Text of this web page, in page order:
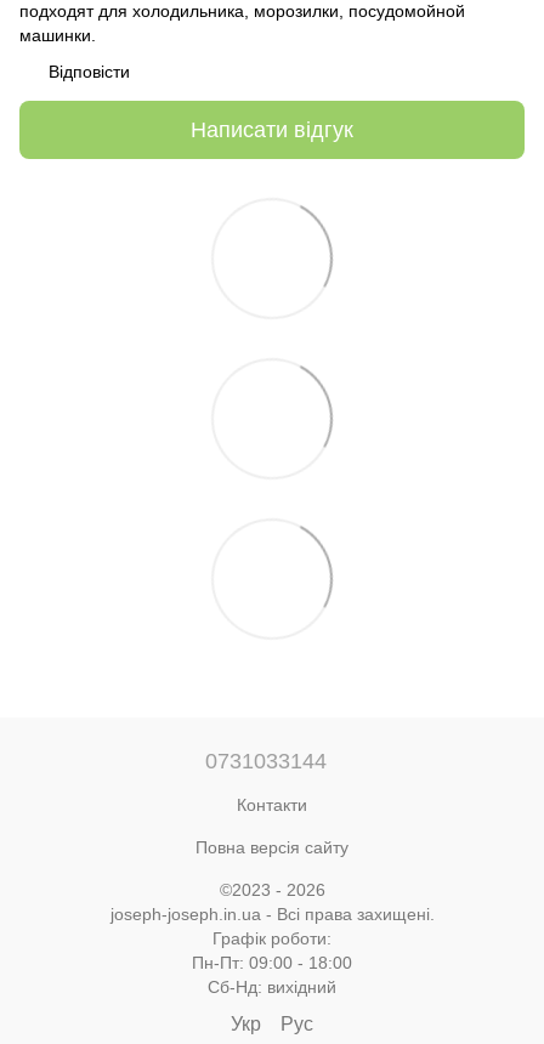
подходят для холодильника, морозилки, посудомойной
машинки.
Відповісти
Написати відгук
0731033144
Контакти
Повна версія сайту
©2023 - 2026
joseph-joseph.in.ua - Всі права захищені.
Графік роботи:
Пн-Пт: 09:00 - 18:00
Сб-Нд: вихідний
Укр Рус